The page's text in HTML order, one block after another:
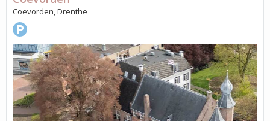
Coevorden, Drenthe